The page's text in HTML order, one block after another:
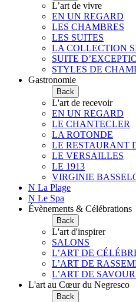
L’art de vivre
EN UN REGARD
LES CHAMBRES
LES SUITES
LA COLLECTION
SUITE
STYLES DE
Gastronomie
Back
L'art de recevoir
EN UN REGARD
LE CHANTECLER
LA ROTONDE
LE RESTAURANT
LE VERSAILLES
LE 1913
VIRGINIE
N La Plage
N Le Spa
Évènements & Célébrations
Back
L'art d'inspirer
SALONS
L’ART DE
L’ART DE
L’ART DE
L'art au Cœur du Negresco
Back